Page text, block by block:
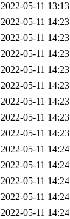
2022-05-11 13:13
2022-05-11 14:23
2022-05-11 14:23
2022-05-11 14:23
2022-05-11 14:23
2022-05-11 14:23
2022-05-11 14:23
2022-05-11 14:23
2022-05-11 14:23
2022-05-11 14:24
2022-05-11 14:24
2022-05-11 14:24
2022-05-11 14:24
2022-05-11 14:24